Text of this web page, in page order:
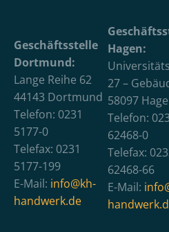
Geschäftsstelle
Dortmund:
Lange Reihe 62
44143 Dortmund
Telefon: 0231
5177-0
Telefax: 0231
5177-199
E-Mail: info@kh-
handwerk.de
Hagen:
27 –
58097
Telefon:
62468-0
Telefax:
62468-66
E-Mail: